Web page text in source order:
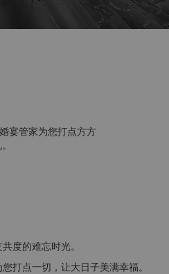
宴管家为您打点方方
度的难忘时光。
打点一切，让大日子美满幸福。